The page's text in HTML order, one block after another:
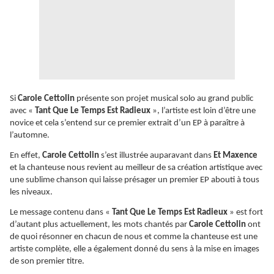
Si Carole Cettolin présente son projet musical solo au grand public
avec « Tant Que Le Temps Est Radieux », l’artiste est loin d’être une
novice et cela s’entend sur ce premier extrait d’un EP à paraître à
l’automne.
En effet, Carole Cettolin s’est illustrée auparavant dans Et Maxence
et la chanteuse nous revient au meilleur de sa création artistique avec
une sublime chanson qui laisse présager un premier EP abouti à tous
les niveaux.
Le message contenu dans « Tant Que Le Temps Est Radieux » est fort
d’autant plus actuellement, les mots chantés par Carole Cettolin ont
de quoi résonner en chacun de nous et comme la chanteuse est une
artiste complète, elle a également donné du sens à la mise en images
de son premier titre.